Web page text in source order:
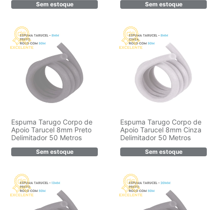
Sem estoque Sem estoque
Espuma Tarugo Corpo de
Apoio Tarucel 8mm Preto
Delimitador 50 Metros
Sem estoque
Espuma Tarugo Corpo de
Apoio Tarucel 8mm Cinza
Delimitador 50 Metros
Sem estoque